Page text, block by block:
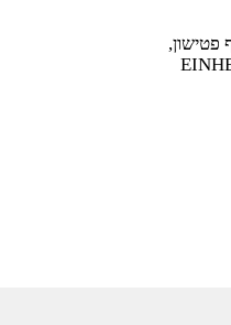
פטישון,